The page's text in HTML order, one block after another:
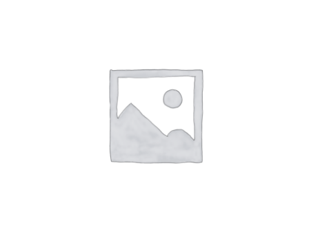
DETAILS